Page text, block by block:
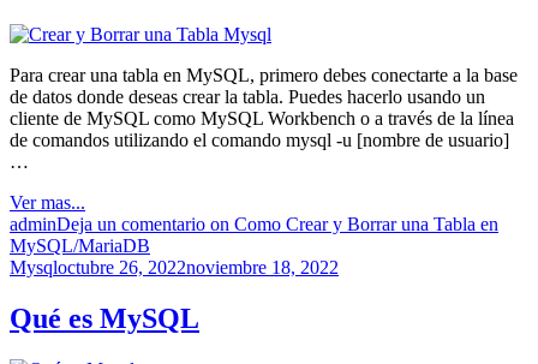
Para crear una tabla en MySQL, primero debes conectarte a la base
de datos donde deseas crear la tabla. Puedes hacerlo usando un
cliente de MySQL como MySQL Workbench o a través de la línea
de comandos utilizando el comando mysql -u [nombre de usuario]
…
Ver mas...
adminDeja un comentario on Como Crear y Borrar una Tabla en
MySQL/MariaDB
Mysqloctubre 26, 2022noviembre 18, 2022
Qué es MySQL